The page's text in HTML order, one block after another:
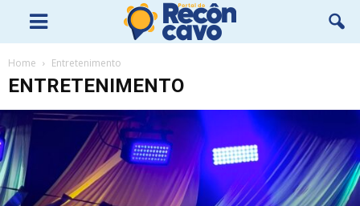
Home Entretenimento
ENTRETENIMENTO